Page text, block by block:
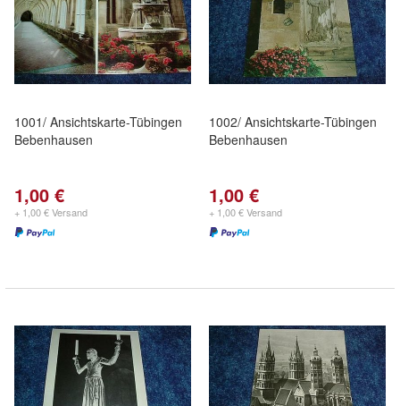
1001/ Ansichtskarte-Tübingen
Bebenhausen
1,00 €
+ 1,00 € Versand
1002/ Ansichtskarte-Tübingen
Bebenhausen
1,00 €
+ 1,00 € Versand